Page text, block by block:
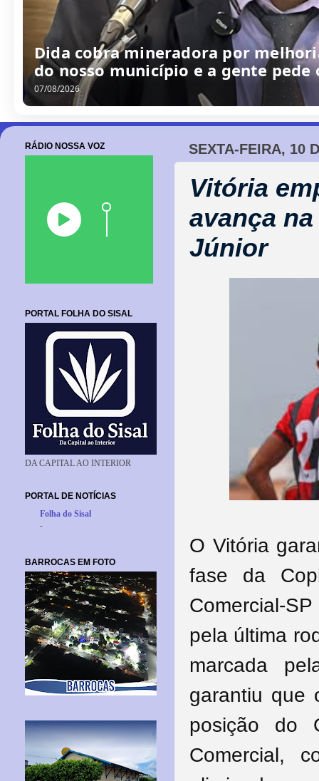
/
2
0
2
6
SEXTA-FEIRA, 10
Vitória
avança
Júnior
O Vitória
fase da
Comercial-
pela última
marcada
garantiu que
posição do
Comercial,
RÁDIO NOSSA VOZ
PORTAL FOLHA DO SISAL
DA CAPITAL AO INTERIOR
PORTAL DE NOTÍCIAS
Folha do Sisal
-
BARROCAS EM FOTO